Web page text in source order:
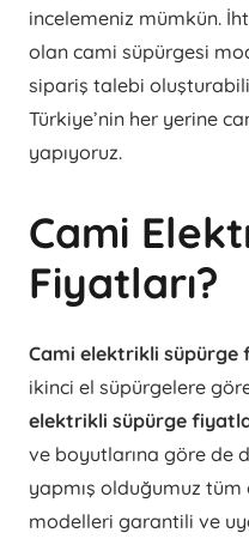
incelemeniz mümkün.
olan cami süpürgesi
sipariş talebi
Türkiye’nin her yerine
yapıyoruz.
Cami
Fiyatları?
Cami elektrikli süpürge
ikinci el süpürgelere
elektrikli süpürge
ve boyutlarına göre de
yapmış olduğumuz
modelleri garantili ve